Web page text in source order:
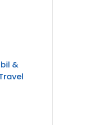
&